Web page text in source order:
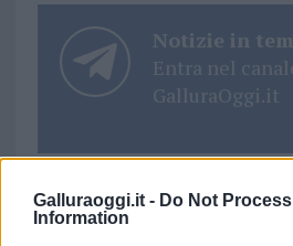
Galluraoggi.it - Do Not
Information
Notizie in
Entra nel
GalluraOggi.it
Inviaci le tue